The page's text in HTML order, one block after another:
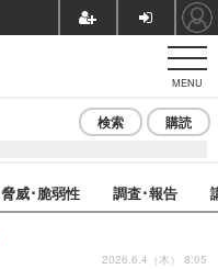
MENU
検索 購読
脅威･脆弱性 調査･報告
2026.6.4（木） 8:05